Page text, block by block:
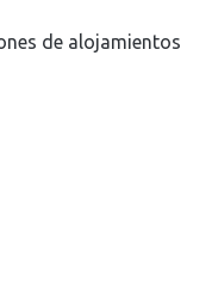
de alojamientos